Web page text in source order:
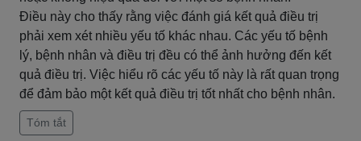
Điều này cho thấy rằng việc đánh giá kết quả điều trị
phải xem xét nhiều yếu tố khác nhau. Các yếu tố bệnh
lý, bệnh nhân và điều trị đều có thể ảnh hưởng đến kết
quả điều trị. Việc hiểu rõ các yếu tố này là rất quan trọng
để đảm bảo một kết quả điều trị tốt nhất cho bệnh nhân.
Tóm tắt